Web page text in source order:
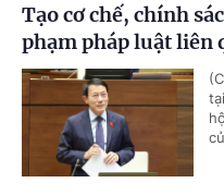
Tạo cơ chế, chính
phạm pháp luật liên